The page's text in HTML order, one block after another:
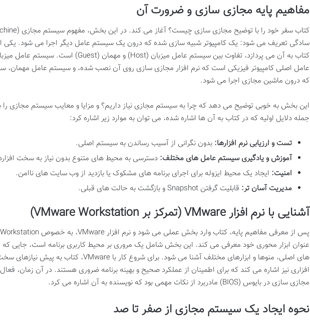
مفاهیم پایه مجازی سازی و ضرورت آن
کتاب سفر خود را با توضیح مجازی سازی چیست؟ آغاز می کند. در این بخش، مفهومسیستم مجازی (Virtual Machine)
سادگی تعریف می شود: یک کامپیوتر شبیه سازی شده که درون یک سیستم عامل دیگر اجرا می شود. یکی
کتاب به آن می پردازد، تفاوت بینسیستم عامل میزبان (Host) و مهمان (Guest)
است. سیستم عامل
عامل اصلی کامپیوتر فیزیکی است که نرم افزار مجازی سازی روی آن نصب شده، و سیستم عامل مهمان،
که درون ماشین مجازی اجرا می شود.
این بخش به خوبی توضیح می دهد که چرا به سیستم مجازی نیاز داریم؟ و مزایا و معایب سیستم مجازی
جمله دلایل اولیه که در کتاب به آن ها اشاره شده، می توان به موارد زیر اشاره کرد:
تست و ارزیابی نرم افزارها: بدون نگرانی از آسیب رساندن به سیستم اصلی.
آموزش و یادگیری سیستم عامل های مختلف: دسترسی به محیط های متنوع بدون نیاز به سخت
امنیت: ایجاد یک محیط ایزوله برای اجرای برنامه های مشکوک یا بازدید از وب سایت های ناامن.
مدیریت آسان تر: قابلیت گرفتن Snapshot و بازگشت به حالت های قبلی.
آشنایی با نرم افزار VMware (تمرکز بر VMware Workstation)
پس از معرفی مفاهیم پایه، کتاب وارد بخش عملی می شود و نرم افزارVMware، به خصوص
عنوان ابزار محوری خود معرفی می کند. این بخش شامل یک مروری بر محیط کاربری برنامه است، جایی که
های اصلی، منوها و ابزارهای مختلف آشنا می شود. برای شروع کار با VMware، کتاب به
پیش نیازهای
افزاری نیز اشاره می کند که برای اطمینان از عملکرد صحیح و بهینه برنامه ضروری هستند. در آن زمان،
مجازی سازی در بایوس (BIOS) مادربرد از نکات مهمی بود که نویسنده به آن اشاره می کرد.
نحوه ایجاد یک سیستم مجازی از صفر تا صد